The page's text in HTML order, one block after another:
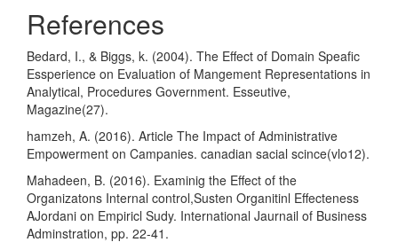
References
Bedard, I., & Biggs, k. (2004). The Effect of Domain Speafic
Essperience on Evaluation of Mangement Representations in
Analytical, Procedures Government. Esseutive,
Magazine(27).
hamzeh, A. (2016). Article The Impact of Administrative
Empowerment on Campanies. canadian sacial scince(vlo12).
Mahadeen, B. (2016). Examinig the Effect of the
Organizatons Internal control,Susten Organitinl Effecteness
AJordani on Empiricl Sudy. International Jaurnail of Business
Adminstration, pp. 22-41.